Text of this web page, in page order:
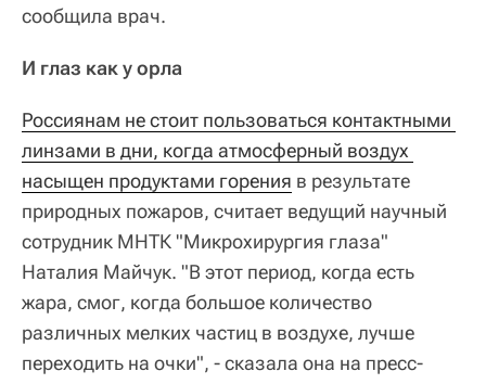
сообщила врач.
И глаз как у орла
Россиянам не стоит пользоваться контактными
линзами в дни, когда атмосферный воздух
насыщен продуктами горения в результате
природных пожаров, считает ведущий научный
сотрудник МНТК "Микрохирургия глаза"
Наталия Майчук. "В этот период, когда есть
жара, смог, когда большое количество
различных мелких частиц в воздухе, лучше
переходить на очки", - сказала она на пресс-